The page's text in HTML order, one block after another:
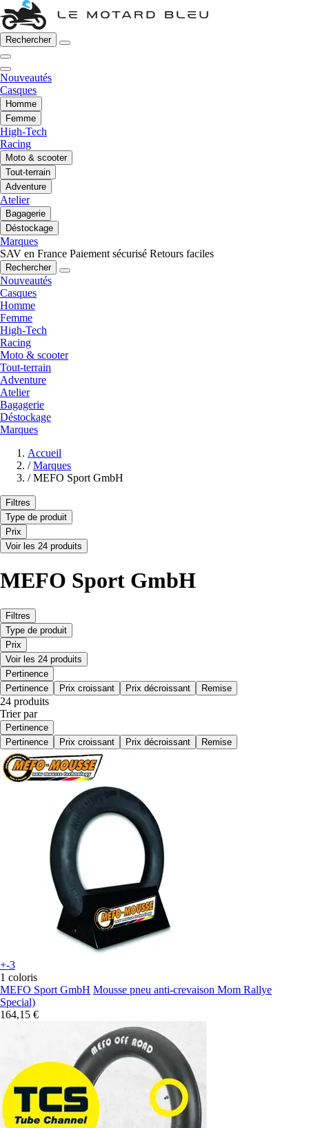
Rechercher
Nouveautés
Casques
Homme
Femme
High-Tech
Racing
Moto & scooter
Tout-terrain
Adventure
Atelier
Bagagerie
Déstockage
Marques
SAV en France Paiement sécurisé Retours faciles
Rechercher
Nouveautés
Casques
Homme
Femme
High-Tech
Racing
Moto & scooter
Tout-terrain
Adventure
Atelier
Bagagerie
Déstockage
Marques
Accueil
/ Marques
/ MEFO Sport GmbH
Filtres
Type de produit
Prix
Voir les 24 produits
MEFO Sport GmbH
Filtres
Type de produit
Prix
Voir les 24 produits
Pertinence
Pertinence
Prix croissant Prix décroissant Remise
24 produits
Trier par
Pertinence
Pertinence
Prix croissant Prix décroissant Remise
+-3
1 coloris
MEFO Sport GmbH Mousse pneu anti-crevaison Mom Rallye
Special)
164,15 €